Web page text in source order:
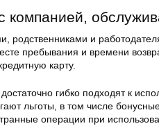
компанией,
родственниками и
пребывания и времени
карту.
гибко подходят к
льготы, в том числе
операции при